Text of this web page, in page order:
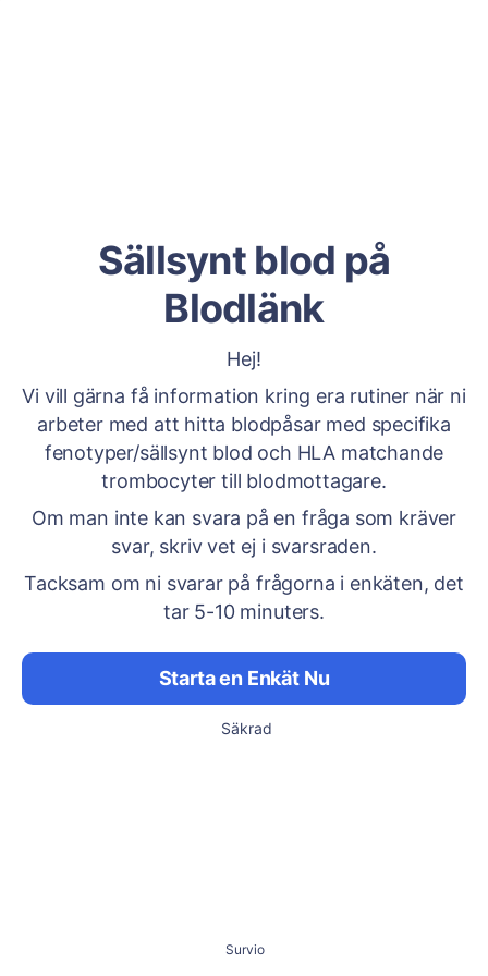
Sällsynt blod på
Blodlänk
Hej!
Vi vill gärna få information kring era rutiner när ni
arbeter med att hitta blodpåsar med specifika
fenotyper/sällsynt blod och HLA matchande
trombocyter till blodmottagare.
Om man inte kan svara på en fråga som kräver
svar, skriv vet ej i svarsraden.
Tacksam om ni svarar på frågorna i enkäten, det
tar 5-10 minuters.
Starta en Enkät Nu
Säkrad
Survio